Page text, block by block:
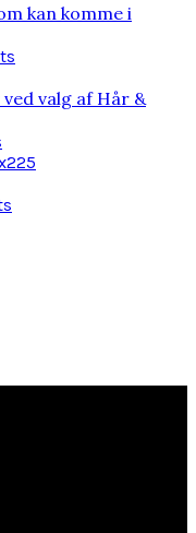
kan komme i
valg af Hår &